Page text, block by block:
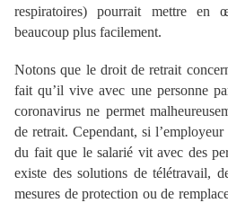
respiratoires) pourrait mettre
beaucoup plus facilement.
Notons que le droit de retrait
fait qu’il vive avec une personne
coronavirus ne permet
de retrait. Cependant, si
du fait que le salarié vit avec des
existe des solutions de télétravail,
mesures de protection ou de